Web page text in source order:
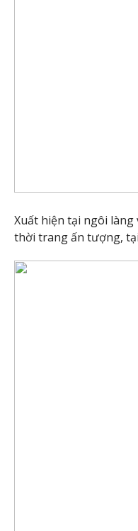
Xuất hiện tại ngôi làng
thời trang ấn tượng,